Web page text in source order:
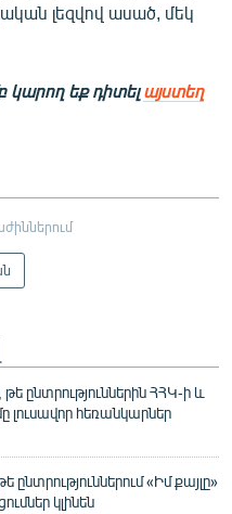
լեզվով ասած, մեկ
կարող եք դիտելայստեղ
ընտրություններին ՀՀԿ-ի և
լուսավոր հեռանկարներ
«Իմ քայլը»
կլինեն